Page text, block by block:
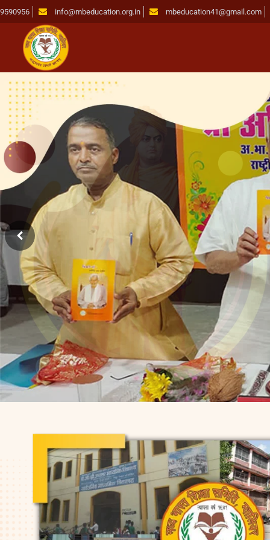
info@mbeducation.org.in mbeducation41@gmail.com